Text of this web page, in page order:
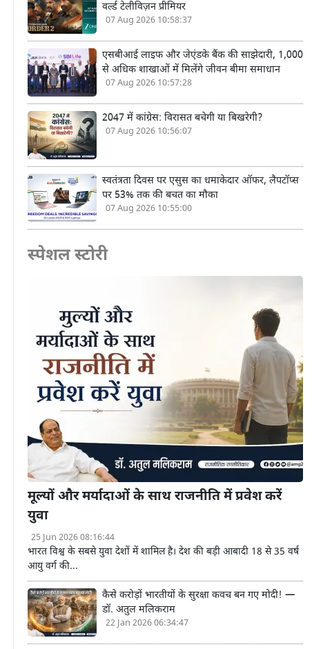
वर्ल्ड टेलीविज़न प्रीमियर
07 Aug 2026 10:58:37
एसबीआई लाइफ और जेएंडके बैंक की साझेदारी, 1,000
से अधिक शाखाओं में मिलेंगे जीवन बीमा समाधान
07 Aug 2026 10:57:28
2047 में कांग्रेस: विरासत बचेगी या बिखरेगी?
07 Aug 2026 10:56:07
स्वतंत्रता दिवस पर एसुस का धमाकेदार ऑफर, लैपटॉप्स
पर 53% तक की बचत का मौका
07 Aug 2026 10:55:00
स्पेशल स्टोरी
मूल्यों और मर्यादाओं के साथ राजनीति में प्रवेश करें
युवा
25 Jun 2026 08:16:44
भारत विश्व के सबसे युवा देशों में शामिल है। देश की बड़ी आबादी 18 से 35 वर्ष
आयु वर्ग की...
कैसे करोड़ों भारतीयों के सुरक्षा कवच बन गए मोदी! —
डॉ. अतुल मलिकराम
22 Jan 2026 06:34:47